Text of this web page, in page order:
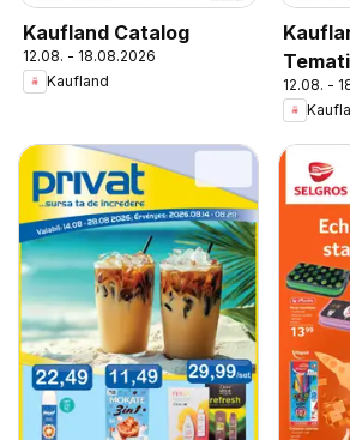
Kaufland Catalog
12.08. - 18.08.2026
Kaufland
12.08. -